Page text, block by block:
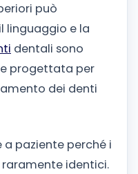
può
linguaggio e la
dentali sono
progettata per
dei denti
paziente perché i
identici.